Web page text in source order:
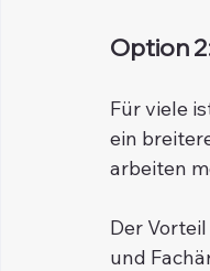
Option
Für viele
ein
arbeiten
Der
und